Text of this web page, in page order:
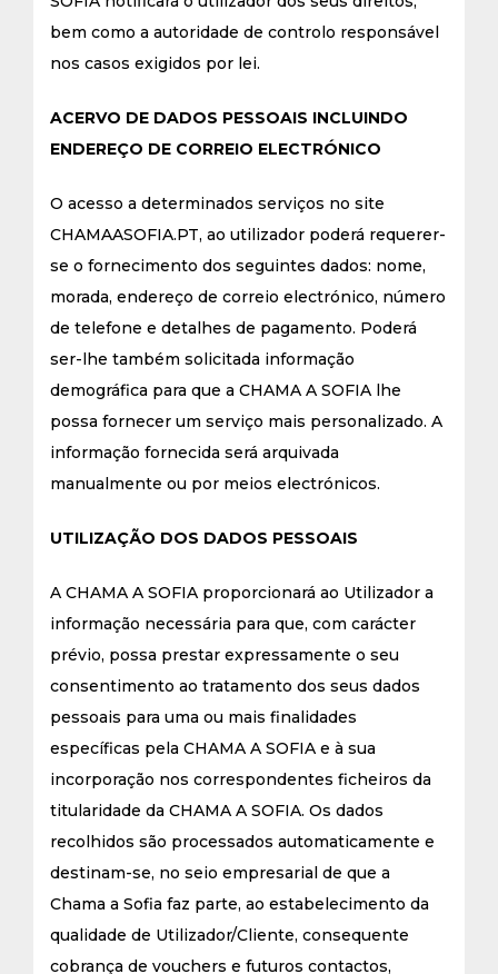
bem como a autoridade de controlo responsável
nos casos exigidos por lei.
ACERVO DE DADOS PESSOAIS INCLUINDO
ENDEREÇO DE CORREIO ELECTRÓNICO
O acesso a determinados serviços no site
CHAMAASOFIA.PT, ao utilizador poderá requerer-
se o fornecimento dos seguintes dados: nome,
morada, endereço de correio electrónico, número
de telefone e detalhes de pagamento. Poderá
ser-lhe também solicitada informação
demográfica para que a CHAMA A SOFIA lhe
possa fornecer um serviço mais personalizado. A
informação fornecida será arquivada
manualmente ou por meios electrónicos.
UTILIZAÇÃO DOS DADOS PESSOAIS
A CHAMA A SOFIA proporcionará ao Utilizador a
informação necessária para que, com carácter
prévio, possa prestar expressamente o seu
consentimento ao tratamento dos seus dados
pessoais para uma ou mais finalidades
específicas pela CHAMA A SOFIA e à sua
incorporação nos correspondentes ficheiros da
titularidade da CHAMA A SOFIA. Os dados
recolhidos são processados automaticamente e
destinam-se, no seio empresarial de que a
Chama a Sofia faz parte, ao estabelecimento da
qualidade de Utilizador/Cliente, consequente
cobrança de vouchers e futuros contactos,